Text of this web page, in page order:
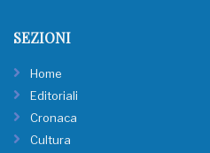
SEZIONI
Home
Editoriali
Cronaca
Cultura